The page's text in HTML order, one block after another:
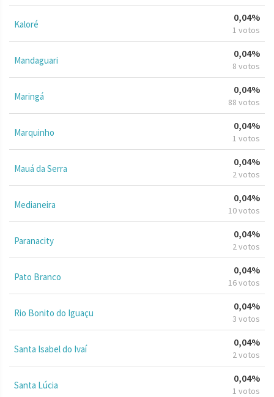
Kaloré
0,04%
1 votos
Mandaguari
0,04%
8 votos
Maringá
0,04%
88 votos
Marquinho
0,04%
1 votos
Mauá da Serra
0,04%
2 votos
Medianeira
0,04%
10 votos
Paranacity
0,04%
2 votos
Pato Branco
0,04%
16 votos
Rio Bonito do Iguaçu
0,04%
3 votos
Santa Isabel do Ivaí
0,04%
2 votos
Santa Lúcia
0,04%
1 votos